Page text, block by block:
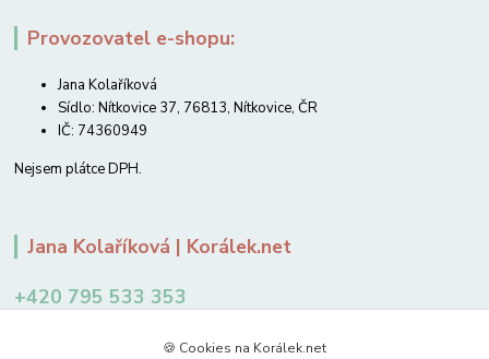
Provozovatel e-shopu:
Jana Kolaříková
Sídlo: Nítkovice 37, 76813, Nítkovice, ČR
IČ: 74360949
Nejsem plátce DPH.
Jana Kolaříková | Korálek.net
+420 795 533 353
🍪 Cookies na Korálek.net